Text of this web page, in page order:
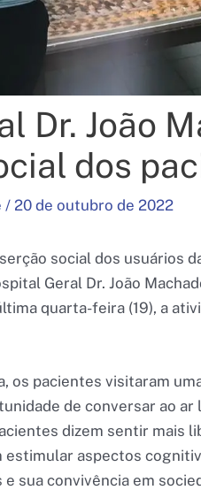
Dr. João
dos
/ 20 de outubro de 2022
social dos usuários
Geral Dr. João
quarta-feira (19), a
os pacientes visitaram
de conversar ao ar
dizem sentir mais
aspectos
sua convivência em